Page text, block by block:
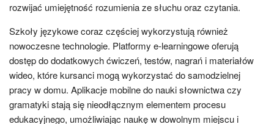
rozwijać umiejętność rozumienia ze słuchu oraz czytania.
Szkoły językowe coraz częściej wykorzystują również
nowoczesne technologie. Platformy e-learningowe oferują
dostęp do dodatkowych ćwiczeń, testów, nagrań i materiałów
wideo, które kursanci mogą wykorzystać do samodzielnej
pracy w domu. Aplikacje mobilne do nauki słownictwa czy
gramatyki stają się nieodłącznym elementem procesu
edukacyjnego, umożliwiając naukę w dowolnym miejscu i